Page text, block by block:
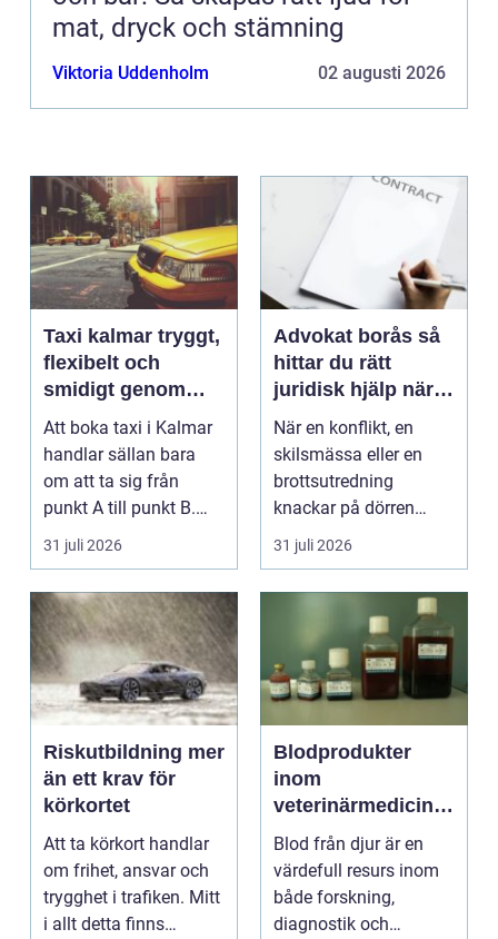
mat, dryck och stämning
Viktoria Uddenholm 02 augusti 2026
Taxi kalmar tryggt,
flexibelt och
smidigt genom
hela resan
Att boka taxi i Kalmar
handlar sällan bara
om att ta sig från
punkt A till punkt B.
För många är res...
31 juli 2026
Advokat borås så
hittar du rätt
juridisk hjälp när
livet krånglar
När en konflikt, en
skilsmässa eller en
brottsutredning
knackar på dörren
förändras vardagen
snabbt....
31 juli 2026
Riskutbildning mer
än ett krav för
körkortet
Att ta körkort handlar
om frihet, ansvar och
trygghet i trafiken. Mitt
i allt detta finns
Blodprodukter
inom
veterinärmedicin
funktion, kvalitet
och användning
Blod från djur är en
värdefull resurs inom
både forskning,
diagnostik och